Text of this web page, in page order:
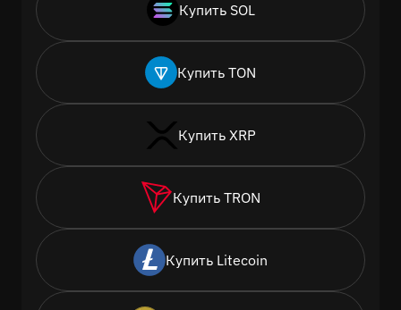
Купить SOL
Купить TON
Купить XRP
Купить TRON
Купить Litecoin